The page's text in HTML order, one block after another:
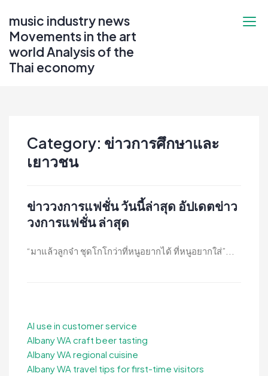
content
music industry news
Movements in the art
world Analysis of the
Thai economy
Category: ข่าวการศึกษาและ
เยาวชน
ข่าววงการแฟชั่น วันนี้ล่าสุด อัปเดตข่าว
วงการแฟชั่น ล่าสุด
“มาแล้วลูกจ๋า ชุดโกโกว่าที่หนูอยากได้ ที่หนูอยากใส่”...
AI use in customer service
Albany WA craft beer tasting
Albany WA regional cuisine
Albany WA travel tips for first-time visitors